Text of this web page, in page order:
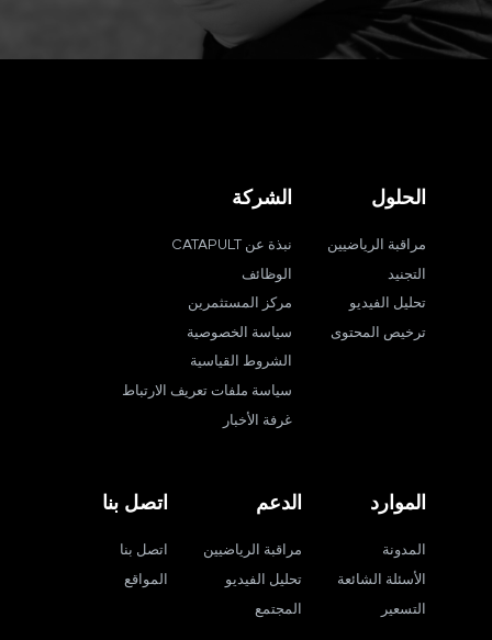
الحلول
مراقبة الرياضيين
التجنيد
تحليل الفيديو
ترخيص المحتوى
الشركة
نبذة عن CATAPULT
الوظائف
مركز المستثمرين
سياسة الخصوصية
الشروط القياسية
سياسة ملفات تعريف الارتباط
غرفة الأخبار
الموارد
المدونة
الأسئلة الشائعة
التسعير
الدعم
مراقبة الرياضيين
تحليل الفيديو
المجتمع
اتصل بنا
اتصل بنا
المواقع